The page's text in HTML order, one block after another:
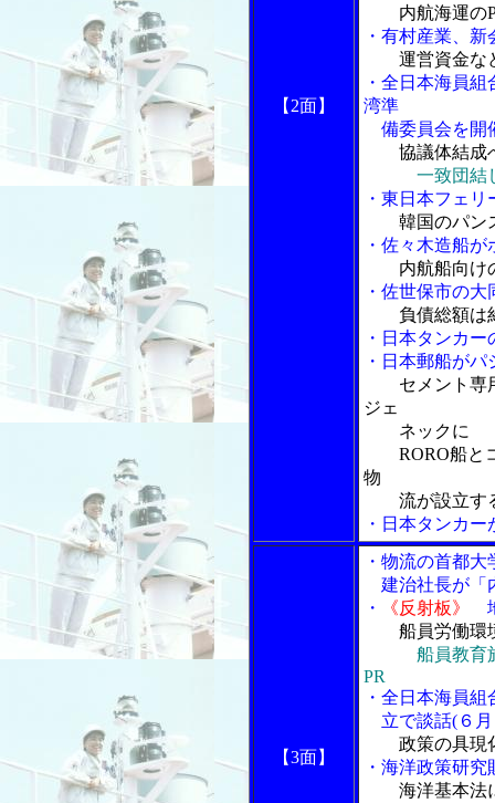
【2面】
内航海運の
・有村産業、
運営資金な
・全日本海員
湾準
備委員会を開
協議体結成
一致団結
・東日本フェ
韓国のパン
・佐々木造船
内航船向け
・佐世保市の
負債総額は
・日本タンカ
・日本郵船が
セメント専
ジェ
ネックに
RORO船とコ
物
流が設立す
・日本タンカ
【3面】
・物流の首都
建治社長が「
・
《反射板》
船員労働環
船員教育
PR
・全日本海員
立で談話(６月
政策の具現
・海洋政策研
海洋基本法